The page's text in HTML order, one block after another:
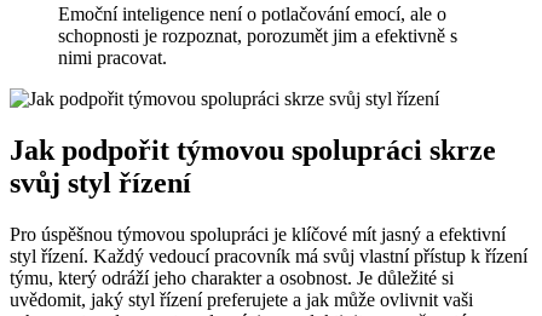
Emoční inteligence není o potlačování emocí, ale o
schopnosti je rozpoznat, porozumět jim a efektivně s
nimi pracovat.
Jak podpořit týmovou spolupráci skrze
svůj styl řízení
Pro úspěšnou týmovou spolupráci je klíčové mít jasný a efektivní
styl řízení. Každý vedoucí pracovník má svůj vlastní přístup k řízení
týmu, který odráží jeho charakter a osobnost. Je důležité si
uvědomit, jaký styl řízení preferujete a jak může ovlivnit vaši